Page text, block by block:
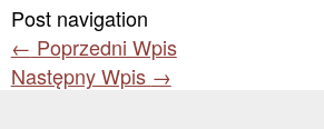
Post navigation
← Poprzedni Wpis
Następny Wpis →